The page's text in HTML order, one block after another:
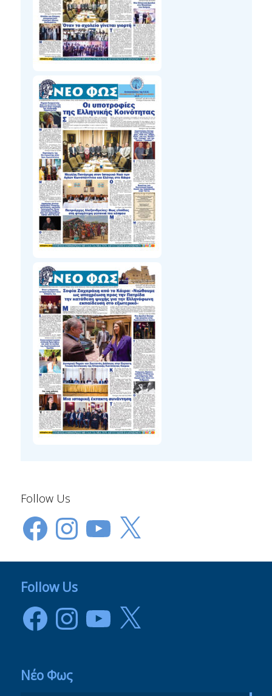
Follow Us
FacebookInstagramYouTube
X
Follow Us
FacebookInstagramYouTube
X
Νέο Φως